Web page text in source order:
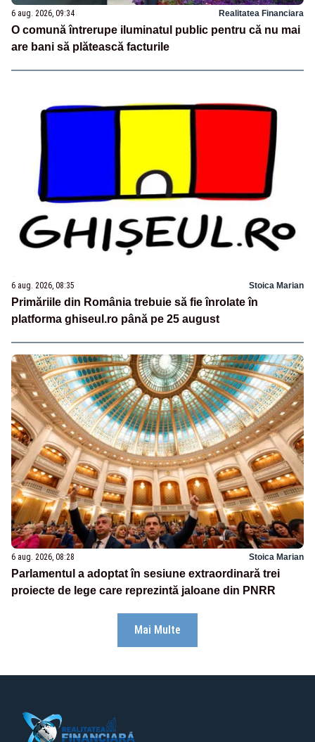
6 aug. 2026, 09:34 Realitatea Financiara
O comună întrerupe iluminatul public pentru că nu mai
are bani să plătească facturile
6 aug. 2026, 08:35 Stoica Marian
Primăriile din România trebuie să fie înrolate în
platforma ghiseul.ro până pe 25 august
6 aug. 2026, 08:28 Stoica Marian
Parlamentul a adoptat în sesiune extraordinară trei
proiecte de lege care reprezintă jaloane din PNRR
Mai Multe